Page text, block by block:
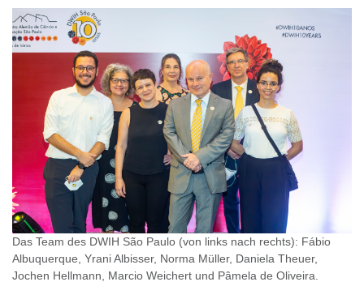
Das Team des DWIH São Paulo (von links nach rechts): Fábio
Albuquerque, Yrani Albisser, Norma Müller, Daniela Theuer,
Jochen Hellmann, Marcio Weichert und Pâmela de Oliveira.